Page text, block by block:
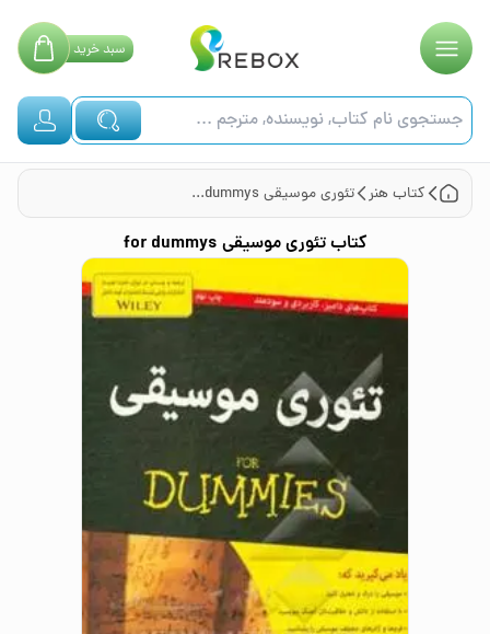
سبدخرید
کتاب هنر تئوری موسیقی for dummys
کتابتئوری موسیقی for dummys